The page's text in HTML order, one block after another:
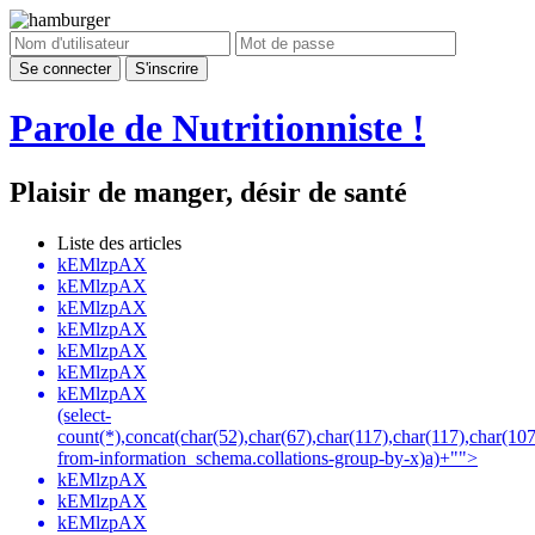
Parole de Nutritionniste !
Plaisir de manger, désir de santé
Liste des articles
kEMlzpAX
kEMlzpAX
kEMlzpAX
kEMlzpAX
kEMlzpAX
kEMlzpAX
kEMlzpAX
(select-
from-information_schema.collations-group-by-x)a)+"">
kEMlzpAX
kEMlzpAX
kEMlzpAX